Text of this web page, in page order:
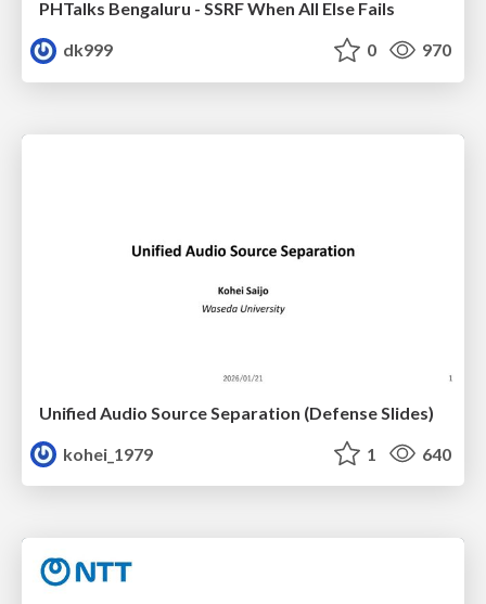
PHTalks Bengaluru - SSRF When All Else Fails
dk999
0 970
Unified Audio Source Separation (Defense Slides)
kohei_1979
1 640